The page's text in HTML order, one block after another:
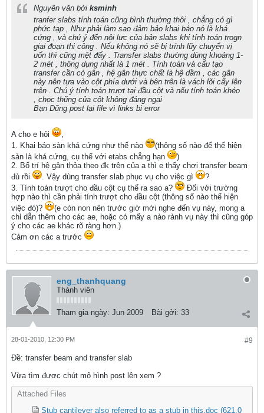
Nguyên văn bởi ksminh
tranfer slabs tính toán cũng bình thường thôi , chẳng có gì
phức tạp , Như phải làm sao đảm bảo khai báo nó là khá
cứng , và chú ý đến nội lực của bản slabs khi tính toán trogn
giai đoạn thi công . Nếu không nó sẽ bị trính lũy chuyển vị
uốn thì cũng mệt đấy . Transfer slabs thường dùng khoảng 1-
2 mét , thông dụng nhất là 1 mét . Tính toán và cấu tạo
transfer cần có gân , hệ gân thực chất là hệ dầm , các gân
này nên tựa vào cột phía dưới và bên trên là vách lõi cấy lên
trên . Chú ý tính toán trượt tại đầu cột và nếu tính toán khéo
, chọc thũng của cột không đáng ngại
Bạn Dũng post lại file vì links bi error
A cho e hỏi
,
1. Khai báo sàn khá cứng như thế nào
(thông số nào để thể hiện
sàn là khá cứng, cụ thể với etabs chẳng hạn
)
2. Bố trí hệ gân thỏa theo đk trên của a thì e thấy chơi transfer beam
đủ rồi
. Vậy dùng transfer slab phục vụ cho việc gì
?
3. Tính toán trượt cho đầu cột cụ thể ra sao a?
Đối với trường
hợp nào thì cần phải tính trượt cho đầu cột (thông số nào thể hiện
việc đó)?
(e còn non nên trước giờ mới nghe đến vụ này, mong a
chỉ dẫn thêm cho các ae, hoặc có mấy a nào rành vụ này thì cũng góp
ý cho các ae khác rõ ràng hơn.)
Cảm ơn các a trước
eng_thanhquang
Thành viên
Tham gia ngày: Jun 2009 Bài gởi: 33
#9
28-01-2010, 12:30 PM
Ðề: transfer beam and transfer slab
Vừa tìm đươc chút mô hình post lên xem ?
Attached Files
Stub cantilever also referred to as a stub in this.doc (621.0